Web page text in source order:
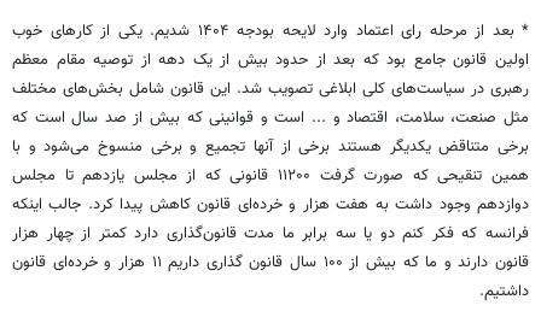
* بعد از مرحله رای اعتماد وارد لایحه بودجه ۱۴۰۴ شدیم. یکی از کارهای خوب
اولین قانون جامع بود که بعد از حدود بیش از یک دهه از توصیه مقام معظم
رهبری در سیاست‌های کلی ابلاغی تصویب شد. این قانون شامل بخش‌های مختلف
مثل صنعت، سلامت، اقتصاد و ... است و قوانینی که بیش از صد سال است که
برخی متناقض یکدیگر هستند برخی از آنها تجمیع و برخی منسوخ می‌شود و با
همین تنقیحی که صورت گرفت ۱۱۲۰۰ قانونی که از مجلس یازدهم تا مجلس
دوازدهم وجود داشت به هفت هزار و خرده‌ای قانون کاهش پیدا کرد. جالب اینکه
فرانسه که فکر کنم دو یا سه برابر ما مدت قانون‌گذاری دارد کمتر از چهار هزار
قانون دارند و ما که بیش از ۱۰۰ سال قانون گذاری داریم ۱۱ هزار و خرده‌ای قانون
داشتیم.